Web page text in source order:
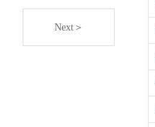
Next＞